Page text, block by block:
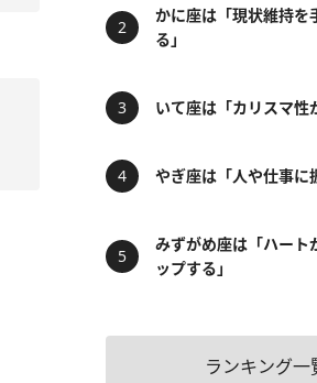
かに座は「現状維持を
る」
いて座は「カリスマ性
やぎ座は「人や仕事に
みずがめ座は「ハート
ップする」
ランキング一